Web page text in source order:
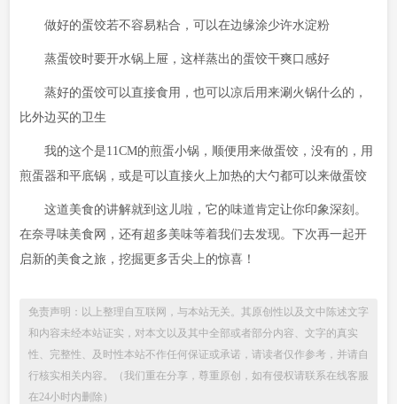
做好的蛋饺若不容易粘合，可以在边缘涂少许水淀粉
蒸蛋饺时要开水锅上屉，这样蒸出的蛋饺干爽口感好
蒸好的蛋饺可以直接食用，也可以凉后用来涮火锅什么的，
比外边买的卫生
我的这个是11CM的煎蛋小锅，顺便用来做蛋饺，没有的，用
煎蛋器和平底锅，或是可以直接火上加热的大勺都可以来做蛋饺
这道美食的讲解就到这儿啦，它的味道肯定让你印象深刻。
在奈寻味美食网，还有超多美味等着我们去发现。下次再一起开
启新的美食之旅，挖掘更多舌尖上的惊喜！
免责声明：以上整理自互联网，与本站无关。其原创性以及文中陈述文字
和内容未经本站证实，对本文以及其中全部或者部分内容、文字的真实
性、完整性、及时性本站不作任何保证或承诺，请读者仅作参考，并请自
行核实相关内容。（我们重在分享，尊重原创，如有侵权请联系在线客服
在24小时内删除）